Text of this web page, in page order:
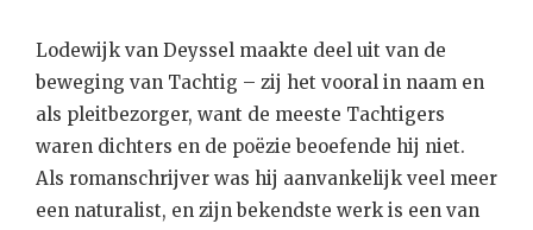
Lodewijk van Deyssel maakte deel uit van de
beweging van Tachtig – zij het vooral in naam en
als pleitbezorger, want de meeste Tachtigers
waren dichters en de poëzie beoefende hij niet.
Als romanschrijver was hij aanvankelijk veel meer
een naturalist, en zijn bekendste werk is een van